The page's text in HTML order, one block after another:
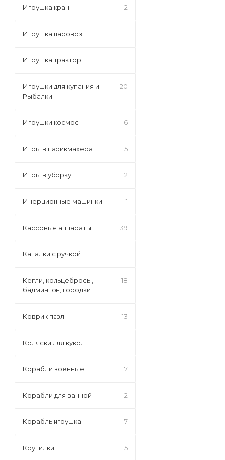
Игрушка кран 2
Игрушка паровоз 1
Игрушка трактор 1
Игрушки для купания и
Рыбалки
20
Игрушки космос 6
Игры в парикмахера 5
Игры в уборку 2
Инерционные машинки 1
Кассовые аппараты 39
Каталки с ручкой 1
Кегли, кольцебросы,
бадминтон, городки
18
Коврик пазл 13
Коляски для кукол 1
Корабли военные 7
Корабли для ванной 2
Корабль игрушка 7
Крутилки 5